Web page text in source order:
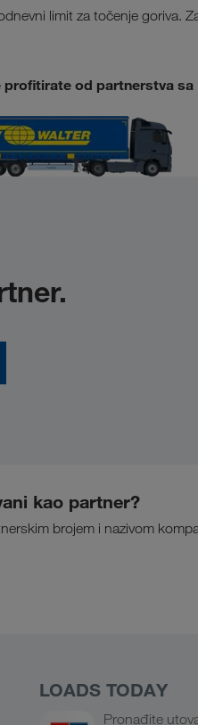
limit za točenje goriva.
od partnerstva sa
kao partner?
brojem i nazivom
LOADS TODAY
Pronađite